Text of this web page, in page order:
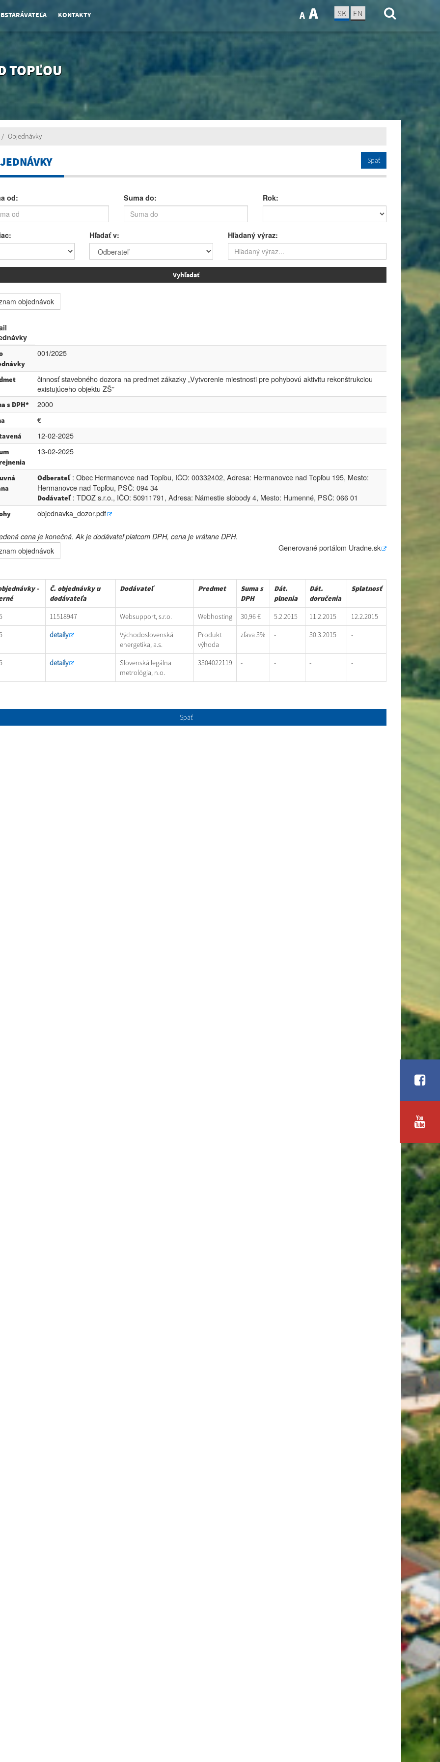
KONTAKTY A A SK EN
TOPĽOU
Objednávky
Späť
od: Suma do: Rok:
Hľadať v: Hľadaný výraz:
objednávok
001/2025
činnosť stavebného dozora na predmet zákazky „Vytvorenie miestnosti pre pohybovú aktivitu rekonštrukciou
existujúceho objektu ZŠ”
s DPH* 2000
€
12-02-2025
13-02-2025
Odberateľ: Obec Hermanovce nad Topľou, IČO: 00332402, Adresa: Hermanovce nad Topľou 195, Mesto:
Hermanovce nad Topľou, PSČ: 094 34
Dodávateľ: TDOZ s.r.o., IČO: 50911791, Adresa: Námestie slobody 4, Mesto: Humenné, PSČ: 066 01
objednavka_dozor.pdf
cena je konečná. Ak je dodávateľ platcom DPH, cena je vrátane DPH.
objednávok
Generované portálom Uradne.sk
-
Č. objednávky u
dodávateľa
Dodávateľ Predmet
Suma s
DPH
Dát.
plnenia
Dát.
doručenia
Splatnosť
11518947 Websupport, s.r.o. Webhosting 30,96 € 5.2.2015 11.2.2015 12.2.2015
detaily
Východoslovenská
energetika, a.s.
Produkt
výhoda
zľava 3% - 30.3.2015 -
detaily
Slovenská legálna
metrológia, n.o.
3304022119 - - - -
Späť